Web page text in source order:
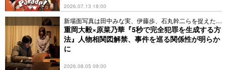
2026.07.13 18:00
新場面写真は田中みな実、伊藤歩、石丸幹二らを捉えた全
6点
重岡大毅×原菜乃華『5秒で完全犯罪を生成する方
法』人物相関図解禁、事件を巡る関係性が明らか
に
2026.08.05 09:00